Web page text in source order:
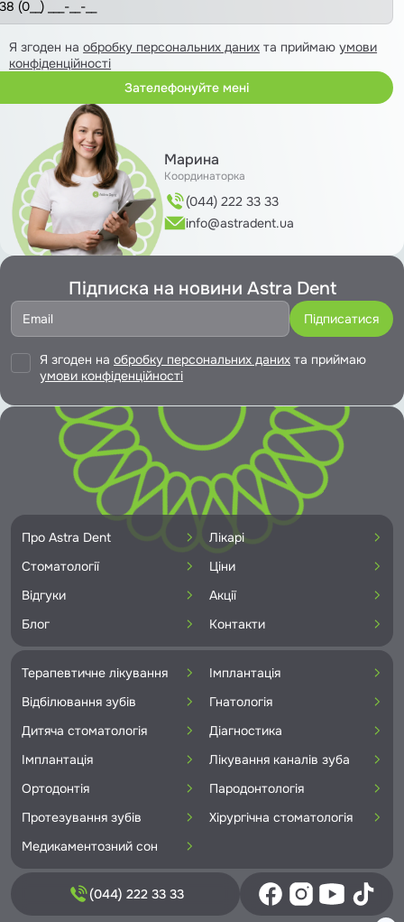
Я згоден наобробку персональних даних та приймаюумови
конфіденційності
Марина
Координаторка
(044) 222 33 33
info@astradent.ua
Підписка на новини Astra Dent
Я згоден на обробку персональних даних та приймаю
умови конфіденційності
Про Astra Dent
Лікарі
Стоматології
Ціни
Відгуки
Акції
Блог
Контакти
Терапевтичне лікування
Імплантація
Відбілювання зубів
Гнатологія
Дитяча стоматологія
Діагностика
Імплантація
Лікування каналів зуба
Ортодонтія
Пародонтологія
Протезування зубів
Хірургічна стоматологія
Медикаментозний сон
(044) 222 33 33